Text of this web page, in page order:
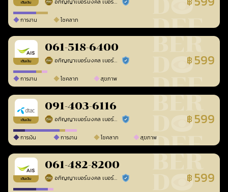
เติมเงิน ร้านยืนยันแล้ว
การงาน โชคลาภ
เติมเงิน
061-518-6400
อภิญญาเบอร์มงคล เบอร์สวยเลขศาสตร์ ร้านยืนยันแล้ว ฿ 599
การงาน โชคลาภ สุขภาพ
เติมเงิน
091-403-6116
อภิญญาเบอร์มงคล เบอร์สวยเลขศาสตร์ ร้านยืนยันแล้ว ฿ 599
การเงิน การงาน โชคลาภ สุขภาพ
เติมเงิน
061-482-8200
อภิญญาเบอร์มงคล เบอร์สวยเลขศาสตร์ ร้านยืนยันแล้ว ฿ 599